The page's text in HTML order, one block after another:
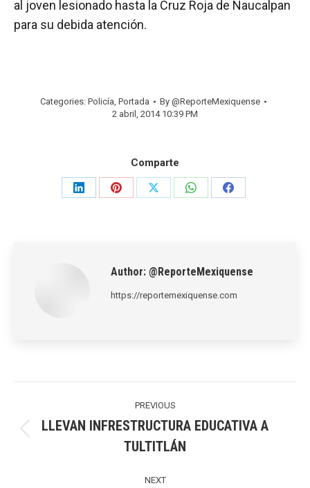
al joven lesionado hasta la Cruz Roja de Naucalpan
para su debida atención.
Categories: Policía, Portada By @ReporteMexiquense
2 abril, 2014 10:39 PM
Comparte
Share
Share
Share
Share
Share
Author: @ReporteMexiquense
https://reportemexiquense.com
PREVIOUS
Previous
post:
LLEVAN INFRESTRUCTURA EDUCATIVA A
TULTITLÁN
NEXT